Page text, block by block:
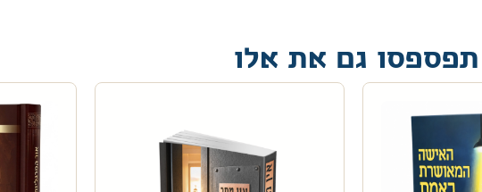
גם את אלו